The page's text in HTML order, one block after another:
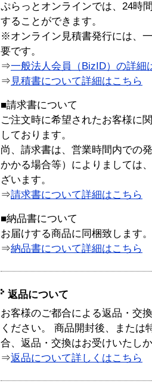
ぷらっとオンラインでは、24時
することができます。
※オンライン見積書発行には、
要です。
⇒一般法人会員（BizID）の詳細
⇒ 見積書について詳細はこちら
■請求書について
ご注文時に希望されたお客様に
しております。
尚、請求書は、営業時間内での
かかる場合等）によりましては
ざいます。
⇒請求書について詳細はこちら
■納品書について
お届けする商品に同梱致します。
⇒納品書について詳細はこちら
返品について
お客様のご都合による返品・交
ください。 商品開封後、または
合、返品・交換はお受けいたし
⇒返品について詳しくはこちら